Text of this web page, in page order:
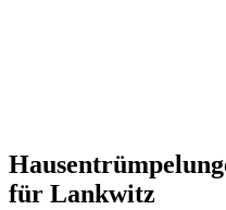
für Lankwitz